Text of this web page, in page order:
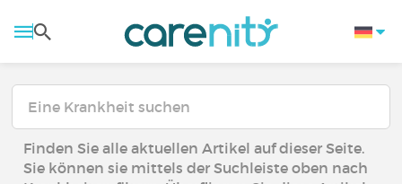
Finden Sie alle aktuellen Artikel auf dieser Seite.
Sie können sie mittels der Suchleiste oben nach